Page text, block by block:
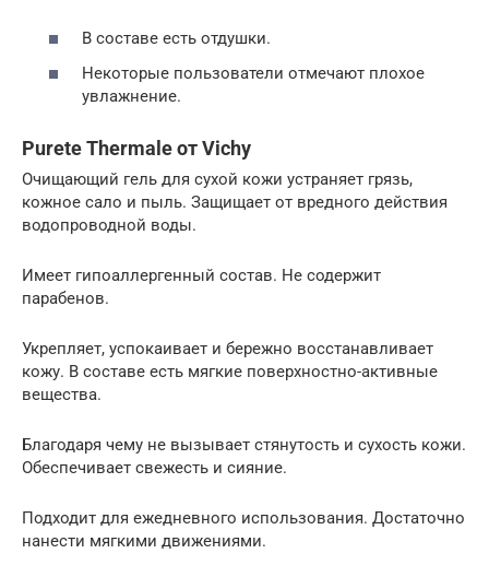
В составе есть отдушки.
Некоторые пользователи отмечают плохое
увлажнение.
Purete Thermale от Vichy
Очищающий гель для сухой кожи устраняет грязь,
кожное сало и пыль. Защищает от вредного действия
водопроводной воды.
Имеет гипоаллергенный состав. Не содержит
парабенов.
Укрепляет, успокаивает и бережно восстанавливает
кожу. В составе есть мягкие поверхностно-активные
вещества.
Благодаря чему не вызывает стянутость и сухость кожи.
Обеспечивает свежесть и сияние.
Подходит для ежедневного использования. Достаточно
нанести мягкими движениями.